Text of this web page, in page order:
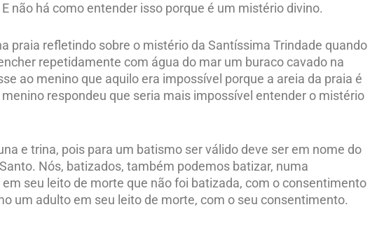
não há como entender isso porque é um mistério divino.
praia refletindo sobre o mistério da Santíssima Trindade quando
repetidamente com água do mar um buraco cavado na
ao menino que aquilo era impossível porque a areia da praia é
respondeu que seria mais impossível entender o mistério
e trina, pois para um batismo ser válido deve ser em nome do
Nós, batizados, também podemos batizar, numa
seu leito de morte que não foi batizada, com o consentimento
um adulto em seu leito de morte, com o seu consentimento.